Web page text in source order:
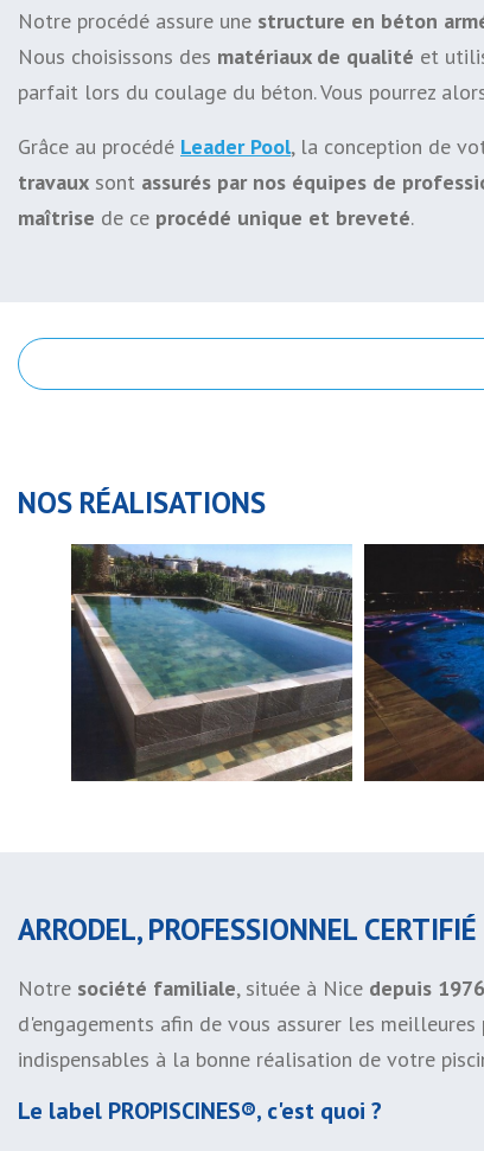
Notre procédé assure une structure en béton
Nous choisissons des matériaux de qualité et
parfait lors du coulage du béton. Vous pourrez
Grâce au procédé Leader Pool, la conception de
travaux sont assurés par nos équipes de
maîtrise de ce procédé unique et breveté.
NOS RÉALISATIONS
ARRODEL, PROFESSIONNEL
Notre société familiale, située à Nice depuis 1976
d'engagements afin de vous assurer les
indispensables à la bonne réalisation de votre
Le label PROPISCINES®, c'est quoi ?